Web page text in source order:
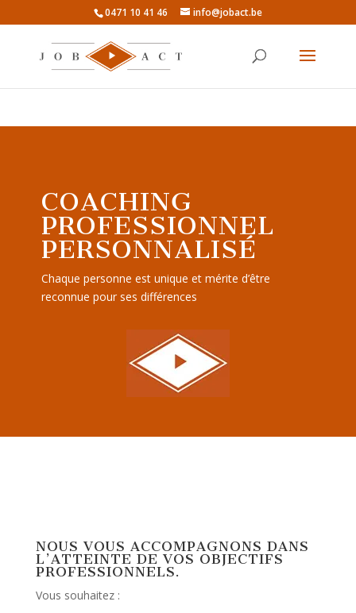
0471 10 41 46 info@jobact.be
COACHING
PROFESSIONNEL
PERSONNALISÉ
Chaque personne est unique et mérite d’être
reconnue pour ses différences
NOUS VOUS ACCOMPAGNONS DANS
L’ATTEINTE DE VOS OBJECTIFS
PROFESSIONNELS.
Vous souhaitez :